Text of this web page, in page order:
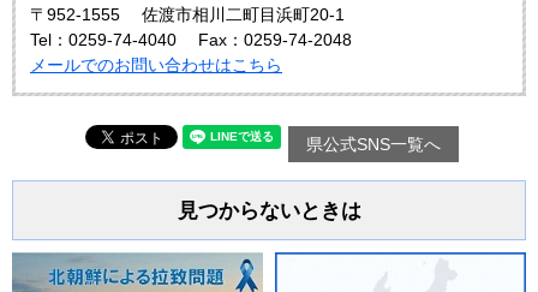
〒952-1555
佐渡市相川二町目浜町20-1
Tel：0259-74-4040
Fax：0259-74-2048
メールでのお問い合わせはこちら
県公式SNS一覧へ
見つからないときは